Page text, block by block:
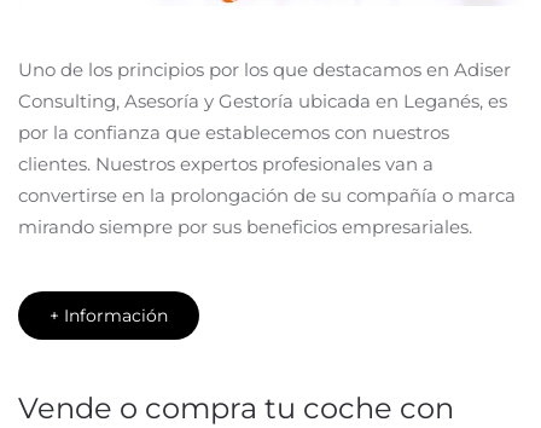
Uno de los principios por los que destacamos en Adiser
Consulting, Asesoría y Gestoría ubicada en Leganés, es
por la confianza que establecemos con nuestros
clientes. Nuestros expertos profesionales van a
convertirse en la prolongación de su compañía o marca
mirando siempre por sus beneficios empresariales.
+ Información
Vende o compra tu coche con